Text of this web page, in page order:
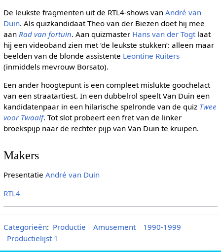
De leukste fragmenten uit de RTL4-shows van André van
Duin. Als quizkandidaat Theo van der Biezen doet hij mee
aan Rad van fortuin. Aan quizmaster Hans van der Togtlaat
hij een videoband zien met ‘de leukste stukken’: alleen maar
beelden van de blonde assistente Leontine Ruiters
(inmiddels mevrouw Borsato).
Een ander hoogtepunt is een compleet mislukte goochelact
van een straatartiest. In een dubbelrol speelt Van Duin een
kandidatenpaar in een hilarische spelronde van de quiz Twee
voor Twaalf. Tot slot probeert een fret van de linker
broekspijp naar de rechter pijp van Van Duin te kruipen.
Makers
Presentatie André van Duin
RTL4
Categorieën: Productie Amusement
1990-1999
Productielijst 1